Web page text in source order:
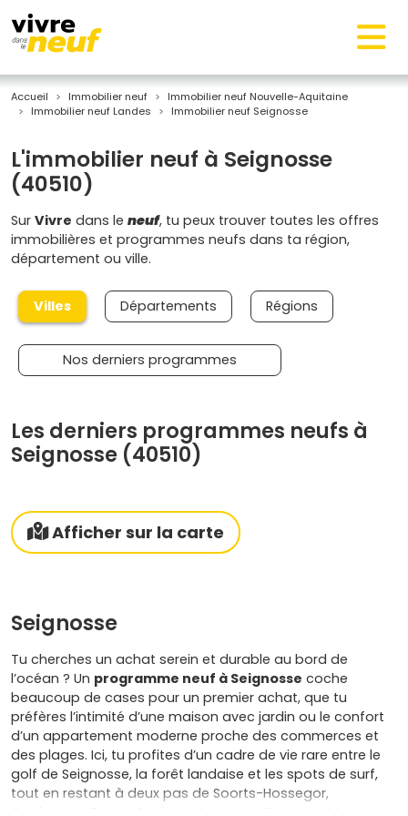
Accueil Immobilier neuf
Immobilier neuf Nouvelle-Aquitaine
Immobilier neuf Landes
Immobilier neuf Seignosse
L'immobilier neuf à Seignosse
(40510)
Sur Vivre dans le neuf, tu peux trouver toutes les offres
immobilières et programmes neufs dans ta région,
département ou ville.
Villes Départements Régions
Nos derniers programmes
Les derniers programmes neufs à
Seignosse (40510)
Afficher sur la carte
Seignosse
Tu cherches un achat serein et durable au bord de
l’océan ? Un programme neuf à Seignosse coche
beaucoup de cases pour un premier achat, que tu
préfères l’intimité d’une maison avec jardin ou le confort
d’un appartement moderne proche des commerces et
des plages. Ici, tu profites d’un cadre de vie rare entre le
golf de Seignosse, la forêt landaise et les spots de surf,
tout en restant à deux pas de Soorts-Hossegor,
Capbreton, Tosse, Saubion, Angresse, Bénesse-Maremne,